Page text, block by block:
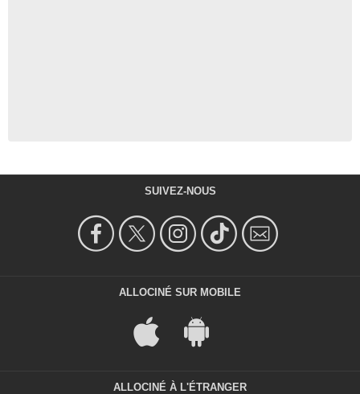
SUIVEZ-NOUS
ALLOCINÉ SUR MOBILE
ALLOCINÉ À L'ÉTRANGER